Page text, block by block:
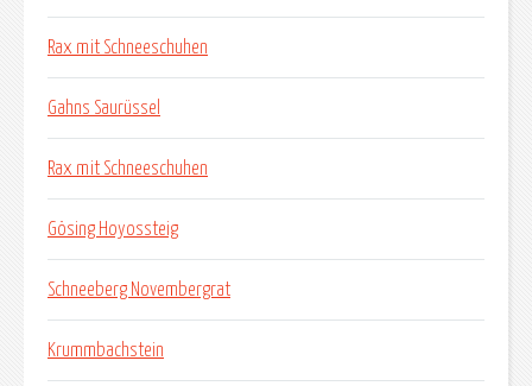
Rax mit Schneeschuhen
Gahns Saurüssel
Rax mit Schneeschuhen
Gösing Hoyossteig
Schneeberg Novembergrat
Krummbachstein